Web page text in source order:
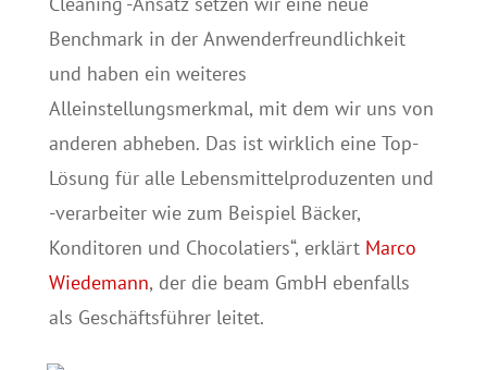
Benchmark in der Anwenderfreundlichkeit
und haben ein weiteres
Alleinstellungsmerkmal, mit dem wir uns von
anderen abheben. Das ist wirklich eine Top-
Lösung für alle Lebensmittelproduzenten und
-verarbeiter wie zum Beispiel Bäcker,
Konditoren und Chocolatiers“, erklärt Marco
Wiedemann, der die beam GmbH ebenfalls
als Geschäftsführer leitet.